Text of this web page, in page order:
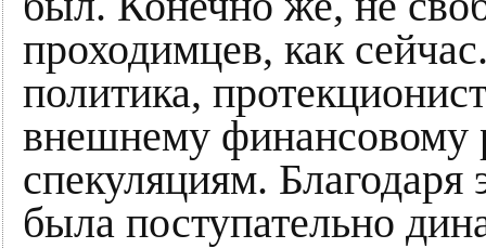
проходимцев, как
политика,
внешнему
спекуляциям. Благодаря
была поступательно